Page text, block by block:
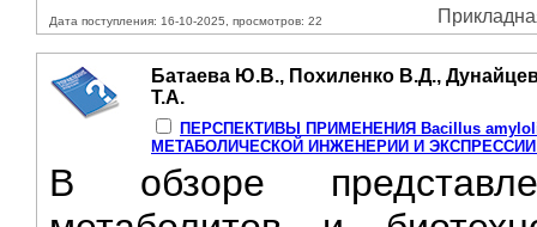
Дата поступления: 16-10-2025, просмотров: 22
Батаева Ю.В., Похиленко В.Д.,
Т.А.
ПЕРСПЕКТИВЫ ПРИМЕНЕНИЯ Bacillus
МЕТАБОЛИЧЕСКОЙ ИНЖЕНЕРИИ И
В обзоре